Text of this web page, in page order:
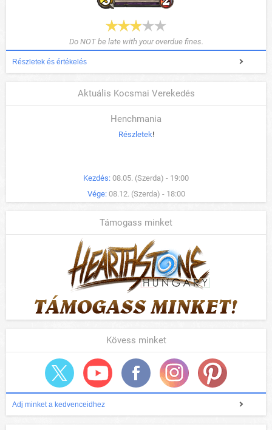
Do NOT be late with your overdue fines.
Részletek és értékelés
Aktuális Kocsmai Verekedés
Henchmania
Részletek!
Kezdés: 08.05. (Szerda) - 19:00
Vége: 08.12. (Szerda) - 18:00
Támogass minket
Kövess minket
Adj minket a kedvenceidhez